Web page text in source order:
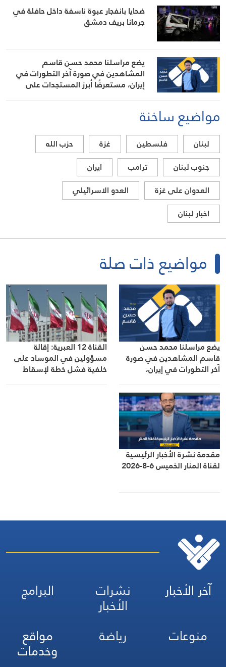
ضحايا بانفجار عبوة ناسفة داخل حافلة في
جرمانا بريف دمشق
يضع مراسلنا محمد حسن قاسم
المشاهدين في صورة آخر التطورات في
إيران، مستعرضًا أبرز المستجدات على
الصلة بالشأنين الداخلي والإقليميمواضيع ساخنة
لبنان فلسطين غزة
حزب الله
جنوب لبنان
ترامب
ايران
العدوان على غزة
العدو الاسرائيلي
اخبار لبنان
مواضيع ذات صلة
يضع مراسلنا محمد حسن
قاسم المشاهدين في صورة
آخر التطورات في إيران،
الساحتين السياسية
والميدانية، إلى جانب المواقف
الرسمية وأبرز التطورات ذات
الصلة بالشأنين الداخلي
والإقليمي
القناة 12 العبرية: إقالة
مسؤولين في الموساد على
خلفية فشل خطة لإسقاط
مقدمة نشرة الأخبار الرئيسية
لقناة المنار الخميس 6-8-2026
آخر الأخبار نشرات
الأخبار
البرامج
منوعات
رياضة مواقع
وخدمات